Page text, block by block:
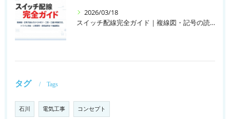
2026/03/18
スイッチ配線完全ガイド｜複線図・記号の読み方から片切り・三路・四路の結線方法、トラブル対処・工事費用・資格基準まで徹底解説
タグ Tags
石川 電気工事 コンセプト